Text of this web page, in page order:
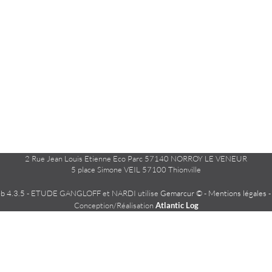
2 Rue Jean Louis Etienne Eco Parc 57140 NORROY LE VENEUR
5 place Simone VEIL 57100 Thionville
4.3.5 - ETUDE GANGLOFF et NARDI utilise Gemarcur ©- Mentions légales -
Conception/Réalisation Atlantic Log